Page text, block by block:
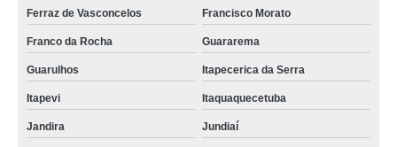
Ferraz de Vasconcelos Francisco Morato
Franco da Rocha Guararema
Guarulhos Itapecerica da Serra
Itapevi Itaquaquecetuba
Jandira Jundiaí